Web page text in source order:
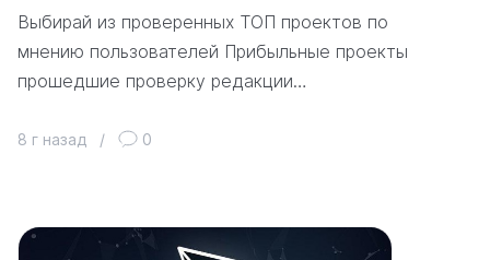
Выбирай из проверенных ТОП проектов по
мнению пользователей Прибыльные проекты
прошедшие проверку редакции…
8 г назад / 0